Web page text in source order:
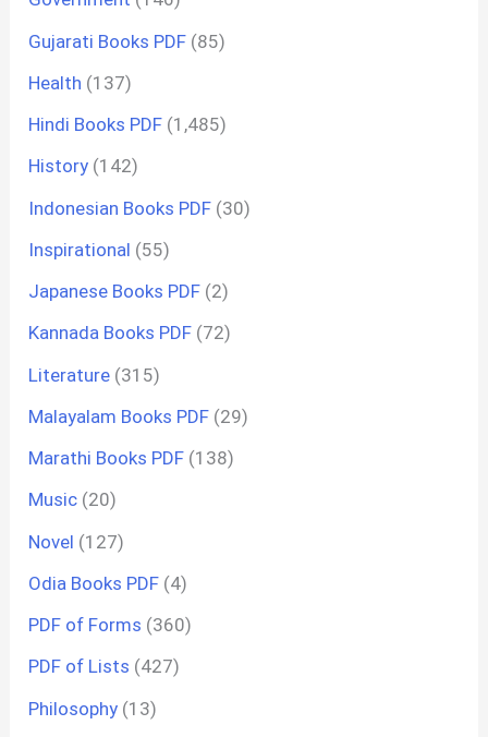
Gujarati Books PDF (85)
Health (137)
Hindi Books PDF (1,485)
History (142)
Indonesian Books PDF (30)
Inspirational (55)
Japanese Books PDF (2)
Kannada Books PDF (72)
Literature (315)
Malayalam Books PDF (29)
Marathi Books PDF (138)
Music (20)
Novel (127)
Odia Books PDF (4)
PDF of Forms (360)
PDF of Lists (427)
Philosophy (13)